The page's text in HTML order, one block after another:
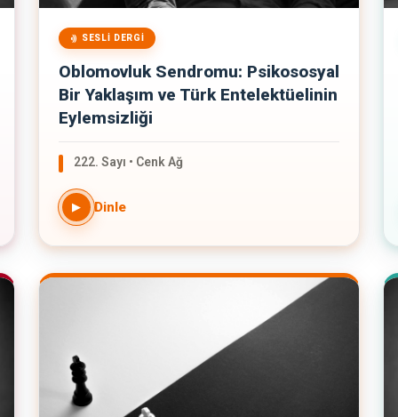
SESLI DERGI
Oblomovluk Sendromu: Psikososyal
Bir Yaklaşım ve Türk Entelektüelinin
Eylemsizliği
222. Sayı • Cenk Ağ
▶ Dinle